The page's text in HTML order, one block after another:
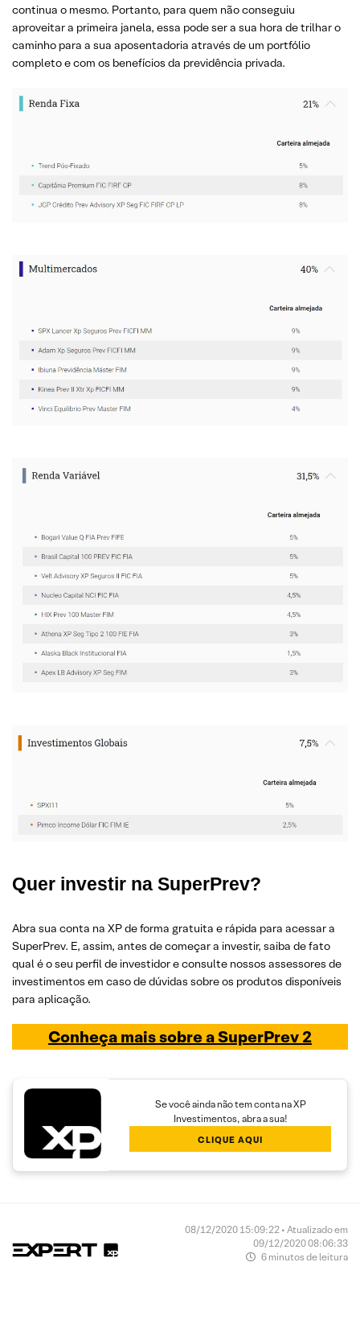
continua o mesmo. Portanto, para quem não conseguiu
aproveitar a primeira janela, essa pode ser a sua hora de trilhar o
caminho para a sua aposentadoria através de um portfólio
completo e com os benefícios da previdência privada.
Quer investir na SuperPrev?
Abra sua conta na XP de forma gratuita e rápida para acessar a
SuperPrev. E, assim, antes de começar a investir, saiba de fato
qual é o seu perfil de investidor e consulte nossos assessores de
investimentos em caso de dúvidas sobre os produtos disponíveis
para aplicação.
Conheça mais sobre a SuperPrev 2
Se você ainda não tem conta na XP
Investimentos, abra a sua!
CLIQUE AQUI
08/12/2020 15:09:22 • Atualizado em
09/12/2020 08:06:33
6 minutos de leitura